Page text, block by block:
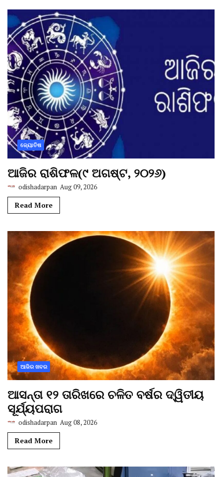
ଜ୍ୟୋତିଷ
ଆଜିର ରାଶିଫଳ(୯ ଅଗଷ୍ଟ, ୨୦୨୬)
odishadarpan Aug 09, 2026
Read More
ଆଜିର ଖବର
ଆସନ୍ତା ୧୨ ତାରିଖରେ ଚଳିତ ବର୍ଷର ଦ୍ୱିତୀୟ
ସୂର୍ଯ୍ୟପରାଗ
odishadarpan Aug 08, 2026
Read More